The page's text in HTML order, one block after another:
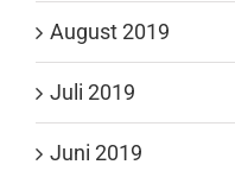
August 2019
Juli 2019
Juni 2019